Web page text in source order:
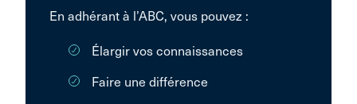
En adhérant à l’ABC, vous pouvez :
Élargir vos connaissances
Faire une différence